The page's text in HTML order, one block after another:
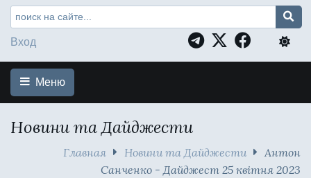
Вход
Меню
Новини та Дайджести
Главная Новини та Дайджести
Антон
Санченко - Дайджест 25 квітня 2023